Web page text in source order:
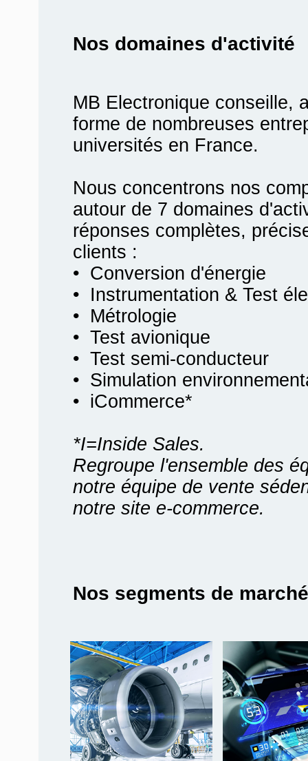
Nos domaines d'activité
MB Electronique conseille,
forme de nombreuses
universités en France.
Nous concentrons nos
autour de 7 domaines
réponses complètes,
clients :
• Conversion d'énergie
• Instrumentation & Test
• Métrologie
• Test avionique
• Test semi-conducteur
• Simulation
• iCommerce*
*I=Inside Sales.
Regroupe l'ensemble des
notre équipe de vente
notre site e-commerce.
Nos segments de